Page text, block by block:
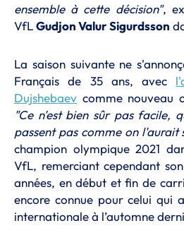
ensemble à cette décision",
VfLGudjon Valur Sigurdsson
La saison suivante ne
Français de 35 ans, avec
Dujshebaev comme nouveau
"Ce n'est bien sûr pas facile,
passent pas comme on l'aurait
champion olympique 2021
VfL, remerciant cependant
années, en début et fin de
encore connue pour celui qui
internationale à l’automne